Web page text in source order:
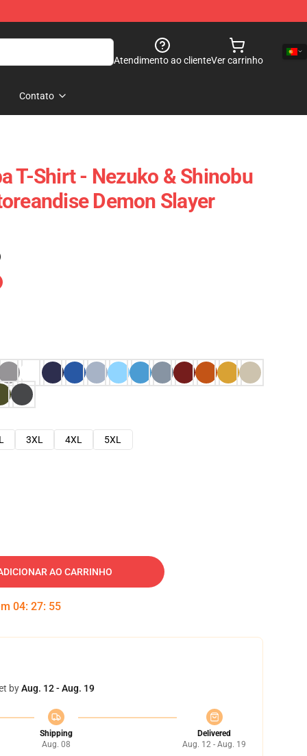
Atendimento ao clienteVer carrinho
Contato
T-Shirt - Nezuko & Shinobu
Demon Slayer
3XL 4XL
5XL
AO CARRINHO
04: 27: 54
byAug. 12 - Aug. 19
Shipping
Aug. 08
Delivered
Aug. 12 - Aug. 19